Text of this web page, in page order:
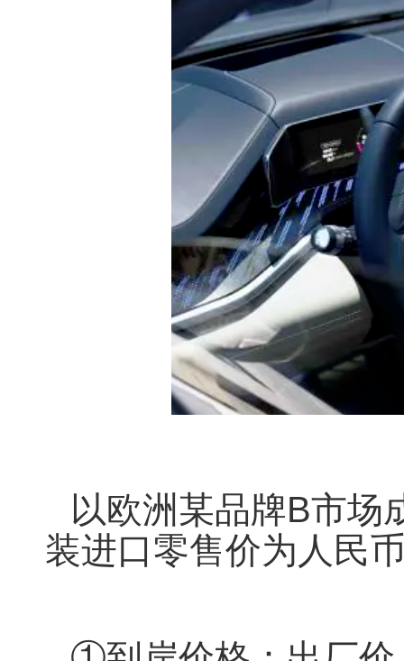
以欧洲某品牌B市场
装进口零售价为 人民